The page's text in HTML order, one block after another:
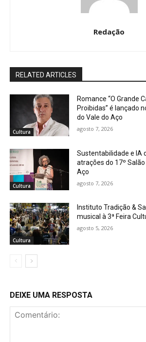
Redação
RELATED ARTICLES
Cultura
Romance “O Grande
Proibidas” é lançado
do Vale do Aço
agosto 7, 2026
Cultura
Sustentabilidade e IA
atrações do 17º
Aço
agosto 7, 2026
Cultura
Instituto Tradição &
musical à 3ª Feira
agosto 5, 2026
DEIXE UMA RESPOSTA